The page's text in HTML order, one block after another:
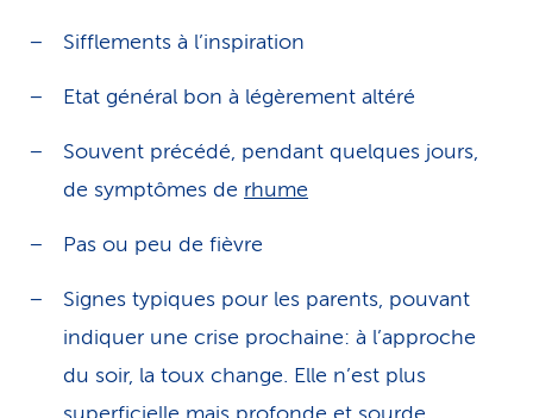
Sifflements à l’inspiration
Etat général bon à légèrement altéré
Souvent précédé, pendant quelques jours,
de symptômes de rhume
Pas ou peu de fièvre
Signes typiques pour les parents, pouvant
indiquer une crise prochaine: à l’approche
du soir, la toux change. Elle n’est plus
superficielle mais profonde et sourde.